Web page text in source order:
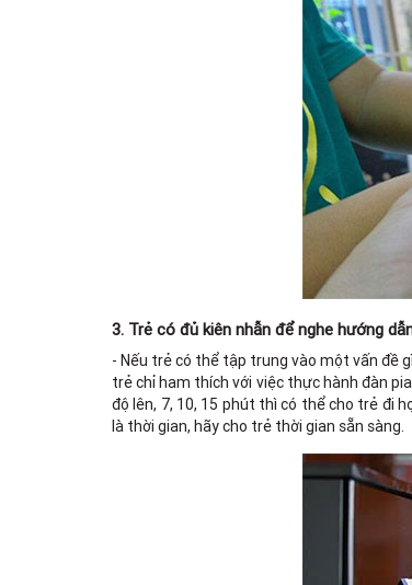
3. Trẻ có đủ kiên nhẫn để nghe hướng
- Nếu trẻ có thể tập trung vào một vấn đề
trẻ chỉ ham thích với việc thực hành đàn
độ lên, 7, 10, 15 phút thì có thể cho trẻ đi
là thời gian, hãy cho trẻ thời gian sẵn sàng.